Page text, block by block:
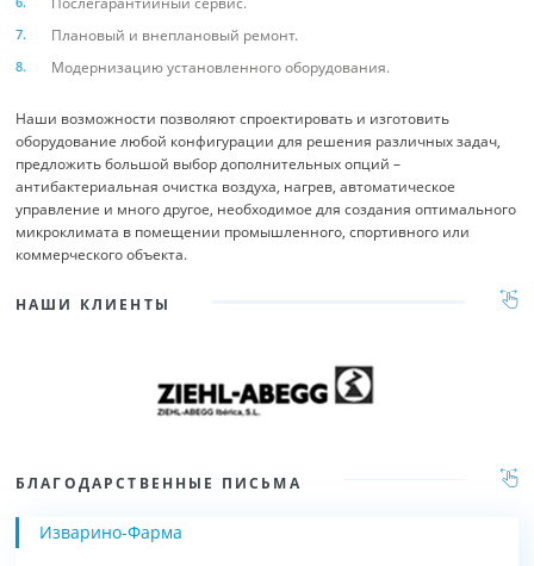
Плановый и внеплановый ремонт.
Модернизацию установленного оборудования.
Наши возможности позволяют спроектировать и изготовить
оборудование любой конфигурации для решения различных задач,
предложить большой выбор дополнительных опций –
антибактериальная очистка воздуха, нагрев, автоматическое
управление и много другое, необходимое для создания оптимального
микроклимата в помещении промышленного, спортивного или
коммерческого объекта.
НАШИ КЛИЕНТЫ
БЛАГОДАРСТВЕННЫЕ ПИСЬМА
Изварино-Фарма